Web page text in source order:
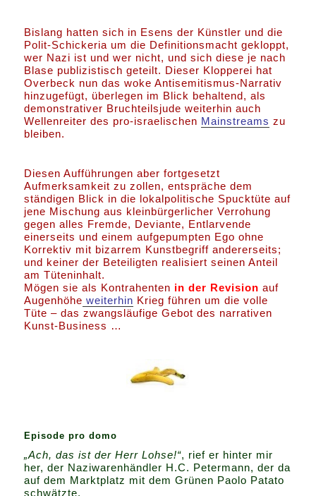
Bislang hatten sich in Esens der Künstler und die
Polit-Schickeria um die Definitionsmacht gekloppt,
wer Nazi ist und wer nicht, und sich diese je nach
Blase publizistisch geteilt. Dieser Klopperei hat
Overbeck nun das woke Antisemitismus-Narrativ
hinzugefügt, überlegen im Blick behaltend, als
demonstrativer Bruchteilsjude weiterhin auch
Wellenreiter des pro-israelischen Mainstreams zu
bleiben.
Diesen Aufführungen aber fortgesetzt
Aufmerksamkeit zu zollen, entspräche dem
ständigen Blick in die lokalpolitische Spucktüte auf
jene Mischung aus kleinbürgerlicher Verrohung
gegen alles Fremde, Deviante, Entlarvende
einerseits und einem aufgepumpten Ego ohne
Korrektiv mit bizarrem Kunstbegriff andererseits;
und keiner der Beteiligten realisiert seinen Anteil
am Tüteninhalt.
Mögen sie als Kontrahenten in der Revision auf
Augenhöhe weiterhin Krieg führen um die volle
Tüte – das zwangsläufige Gebot des narrativen
Kunst-Business …
Episode pro domo
„Ach, das ist der Herr Lohse!“, rief er hinter mir
her, der Naziwarenhändler H.C. Petermann, der da
auf dem Marktplatz mit dem Grünen Paolo Patato
schwätzte.